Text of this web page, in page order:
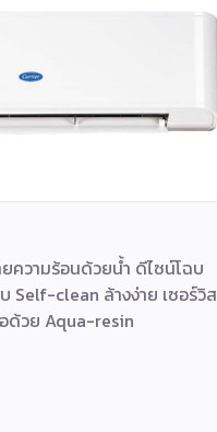
ความร้อนด้วยน้ำ ดีไซน์โฉบ
Self-clean ล้างง่าย เซอร์วิส
ด้วย Aqua-resin